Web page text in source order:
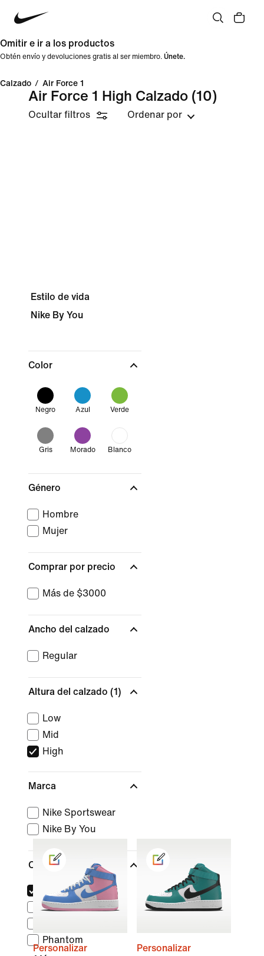
Omitir e ir a los productos
Obtén envío y devoluciones gratis al ser miembro. Únete.
Calzado / Air Force 1
Air Force 1 High Calzado (10)
Ocultar filtros Ordenar por
Estilo de vida
Nike By You
Color
Negro Azul Verde
Gris Morado Blanco
Género
Hombre
Mujer
Comprar por precio
Más de $3000
Ancho del calzado
Regular
Altura del calzado (1)
Low
Mid
High
Marca
Nike Sportswear
Nike By You
Colecciones (1)
Air Force 1
Mercurial
Phantom
Personalizar
Personalizar